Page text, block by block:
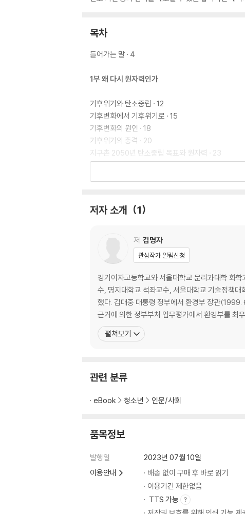
목차
들어가는 말 · 4
1부 왜 다시 원자력인가
기후위기와 탄소중립 · 12
기후변화에서 기후위기로 · 15
기후변화의 원인 · 18
기후위기의 충격 · 20
지구촌 2050년 탄소중립 목표와 원자력 · 23
* 꼭꼭 씹어 생각 정리하기 · 27
방사선의 영향 · 30
원자로 유형: 감속재와 냉각재에 따른 분류 · 35
* 꼭꼭 씹어 생각 정리하기 · 41
3부 원자력의 실용화: 아인슈타인 방정식으로부터
제2차 세계대전과 원자탄 개발 · 44
종전 후 원자력의 평화적 이용 · 58
우리나라 원자력 산업의 역사 · 64
한반도와 원자력 · 70
4부 원전 사고: 원자력 르네상스 전망으로부터 침체로
1979년 미국 스리마일섬 사고 · 78
원자력 이미지: 공포의 사회문화적 유전자 · 92
* 꼭꼭 씹어 생각 정리하기 · 107
5부 원전 정책의 변화와 산업 동향
국가별 원전 운영현황 · 110
저자 소개 1
저 김명자
관심작가 알림신청
경기여자고등학교와 서울대학교 문리과대학 화
수, 명지대학교 석좌교수, 서울대학교 기술정책
했다. 김대중 대통령 정부에서 환경부 장관
근거에 의한 정부부처 업무평가에서 환경부를 최
펼쳐보기
관련 분류
eBook 청소년 인문/사회
품목정보
발행일
2023년 07월 10일
이용안내
배송 없이 구매 후 바로 읽기
이용기간 제한없음
TTS 가능